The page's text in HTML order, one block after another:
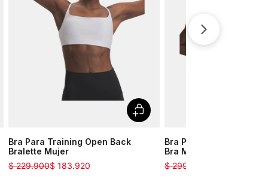
Bra Para Training Open Back
Bralette Mujer
$ 183.920
$ 229.900
Bra Para Training
Bra Mujer
$ 299